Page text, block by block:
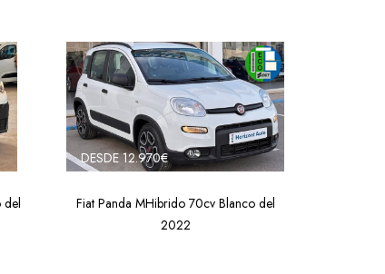
del
DESDE 12.970€
Fiat Panda MHibrido 70cv Blanco del
2022